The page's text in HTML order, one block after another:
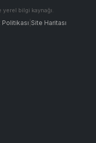
yerel bilgi kaynağı.
Site Haritası